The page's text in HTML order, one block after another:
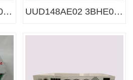
PCD235A101 3BHE032025R0101 ABB控制器模块 UUD148AE02 3BHE014185R0002 ABB 控制器